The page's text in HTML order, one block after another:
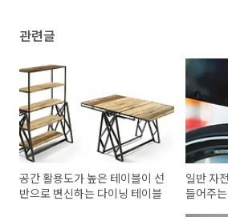
관련글
공간 활용도가 높은 테이블이 선
반으로 변신하는 다이닝 테이블
일반 자
들어주